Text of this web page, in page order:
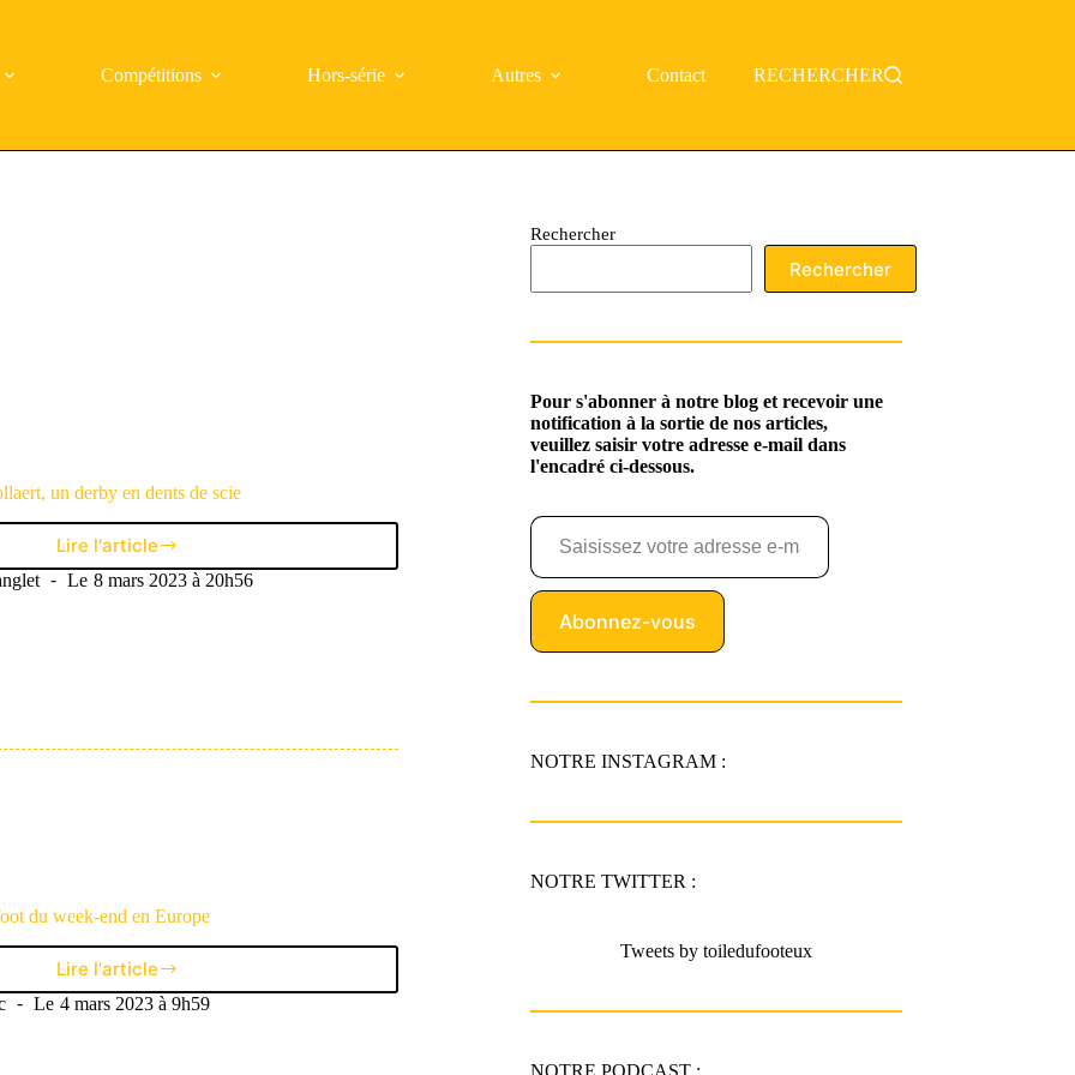
Compétitions Hors-série Autres Contact RECHERCHER
un derby en dents de scie
Lire l'article
En
tribunes
Le 8 mars 2023 à 20h56
du week-end en Europe
Lire l'article
Les
incontournables
Le 4 mars 2023 à 9h59
Rechercher
Rechercher
Pour s'abonner à notre blog et recevoir une
notification à la sortie de nos articles,
veuillez saisir votre adresse e-mail dans
l'encadré ci-dessous.
Saisissez votre adresse e-mail…
Abonnez-vous
NOTRE INSTAGRAM :
NOTRE TWITTER :
Tweets by toiledufooteux
NOTRE PODCAST :